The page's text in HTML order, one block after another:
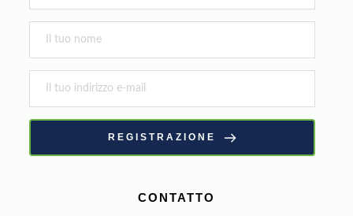
REGISTRAZIONE
CONTATTO